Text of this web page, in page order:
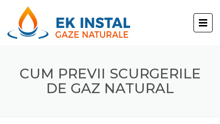
CUM PREVII SCURGERILE
DE GAZ NATURAL